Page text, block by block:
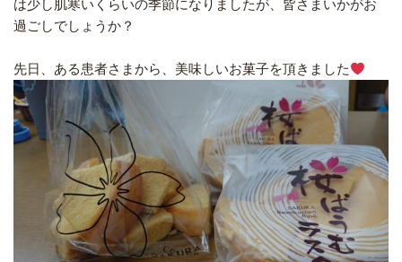
は少し肌寒いくらいの季節になりましたが、皆さまいかがお
過ごしでしょうか？
先日、ある患者さまから、美味しいお菓子を頂きました